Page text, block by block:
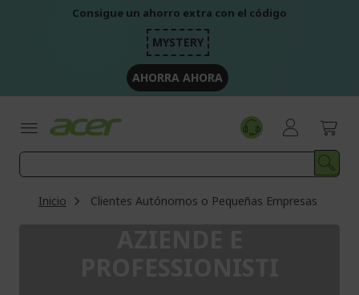
Consigue un ahorro extra con el código
MYSTERY
AHORRA AHORA
Inicio Clientes Autónomos o Pequeñas Empresas